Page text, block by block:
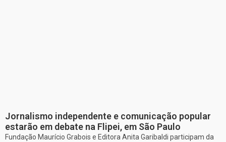
Jornalismo independente e comunicação popular
estarão em debate na Flipei, em São Paulo
Fundação Maurício Grabois e Editora Anita Garibaldi participam da